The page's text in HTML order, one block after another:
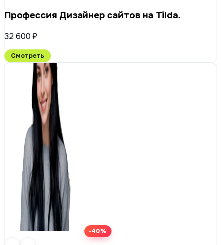
Профессия Дизайнер сайтов на Tilda.
32 600 ₽
Смотреть
-40%